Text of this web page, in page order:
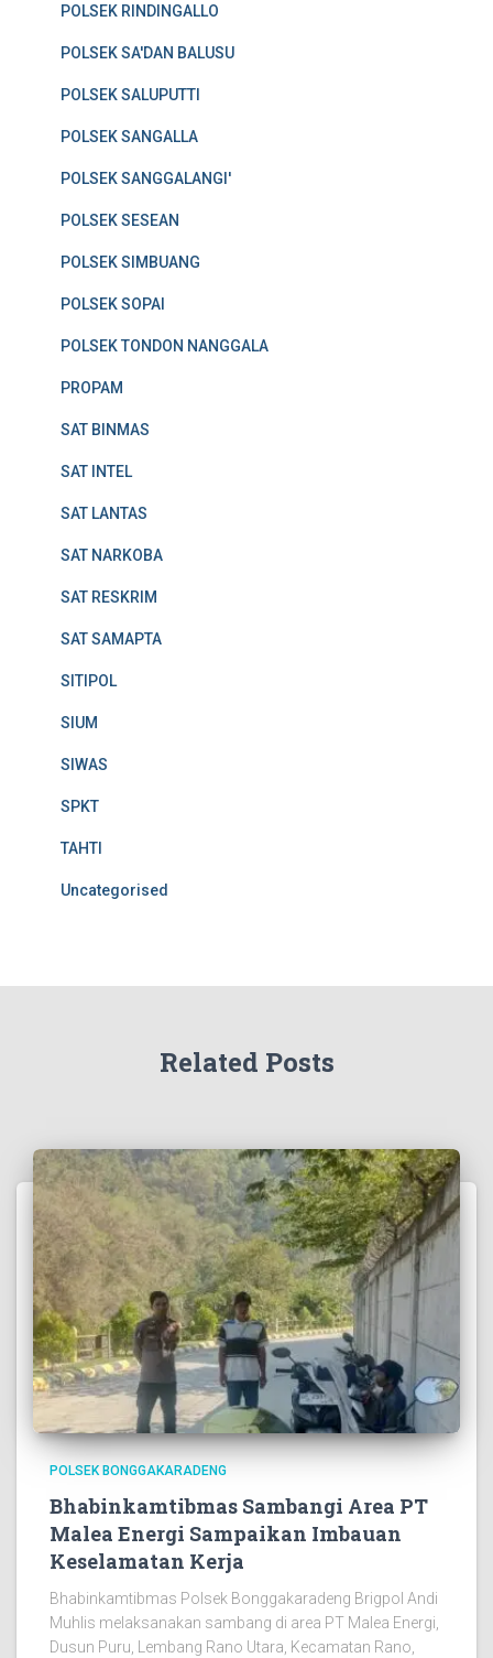
POLSEK RINDINGALLO
POLSEK SA'DAN BALUSU
POLSEK SALUPUTTI
POLSEK SANGALLA
POLSEK SANGGALANGI'
POLSEK SESEAN
POLSEK SIMBUANG
POLSEK SOPAI
POLSEK TONDON NANGGALA
PROPAM
SAT BINMAS
SAT INTEL
SAT LANTAS
SAT NARKOBA
SAT RESKRIM
SAT SAMAPTA
SITIPOL
SIUM
SIWAS
SPKT
TAHTI
Uncategorised
Related Posts
POLSEK BONGGAKARADENG
Bhabinkamtibmas Sambangi Area PT
Malea Energi Sampaikan Imbauan
Keselamatan Kerja
Bhabinkamtibmas Polsek Bonggakaradeng Brigpol Andi
Muhlis melaksanakan sambang di area PT Malea Energi,
Dusun Puru, Lembang Rano Utara, Kecamatan Rano,